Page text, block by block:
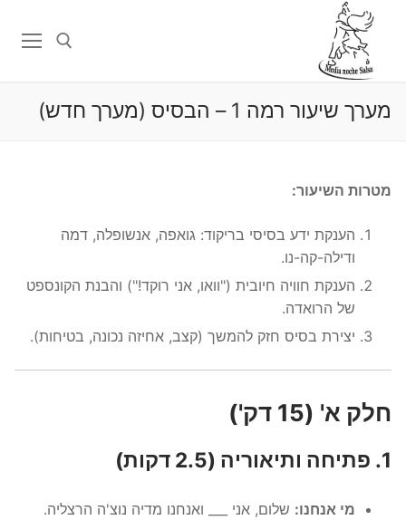
חפש: מערך שיעור רמה 1 – הבסיס (מערך חדש)
מטרות השיעור:
הענקת ידע בסיסי בריקוד: גואפה, אנשופלה, דמה
ודילה-קה-נו.
הענקת חוויה חיובית ("וואו, אני רוקד!") והבנת הקונספט
של הרואדה.
יצירת בסיס חזק להמשך (קצב, אחיזה נכונה, בטיחות).
חלק א' (15 דק')
1. פתיחה ותיאוריה (2.5 דקות)
מי אנחנו: שלום, אני ___ ואנחנו מדיה נוצ'ה הרצליה.